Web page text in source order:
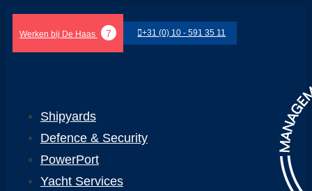
Werken bij De Haas 7 +31 (0) 10 - 591 35 11
Shipyards
Defence & Security
PowerPort
Yacht Services